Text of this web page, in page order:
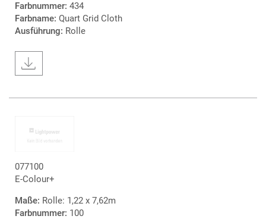
Farbnummer: 434
Farbname: Quart Grid Cloth
Ausführung: Rolle
077100
E-Colour+
Maße: Rolle: 1,22 x 7,62m
Farbnummer: 100